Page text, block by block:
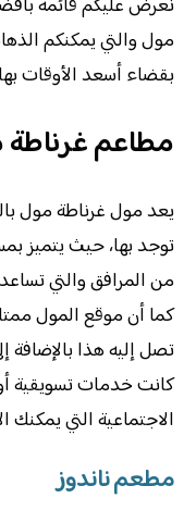
نعرض عليكم قائمه
مول والتي يمكنكم
بقضاء أسعد الأوقات
مطاعم
يعد مول غرناطة مول
توجد بها، حيث يتميز
من المرافق والتي
كما أن موقع المول
تصل إليه هذا بالإضافة
كانت خدمات تسويقية
الاجتماعية التي يمكنك
مطعم ناندوز